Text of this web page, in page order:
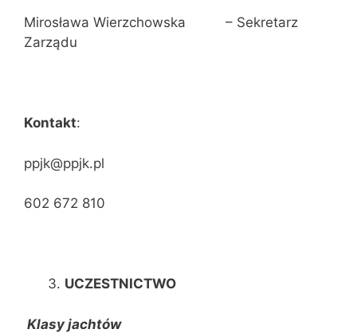
Mirosława Wierzchowska – Sekretarz
Zarządu
Kontakt:
ppjk@ppjk.pl
602 672 810
UCZESTNICTWO
Klasy jachtów